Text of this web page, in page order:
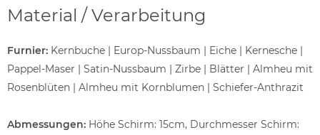
Material / Verarbeitung
Furnier: Kernbuche | Europ-Nussbaum | Eiche | Kernesche |
Pappel-Maser | Satin-Nussbaum | Zirbe | Blätter | Almheu mit
Rosenblüten | Almheu mit Kornblumen | Schiefer-Anthrazit
Abmessungen: Höhe Schirm: 15cm, Durchmesser Schirm: